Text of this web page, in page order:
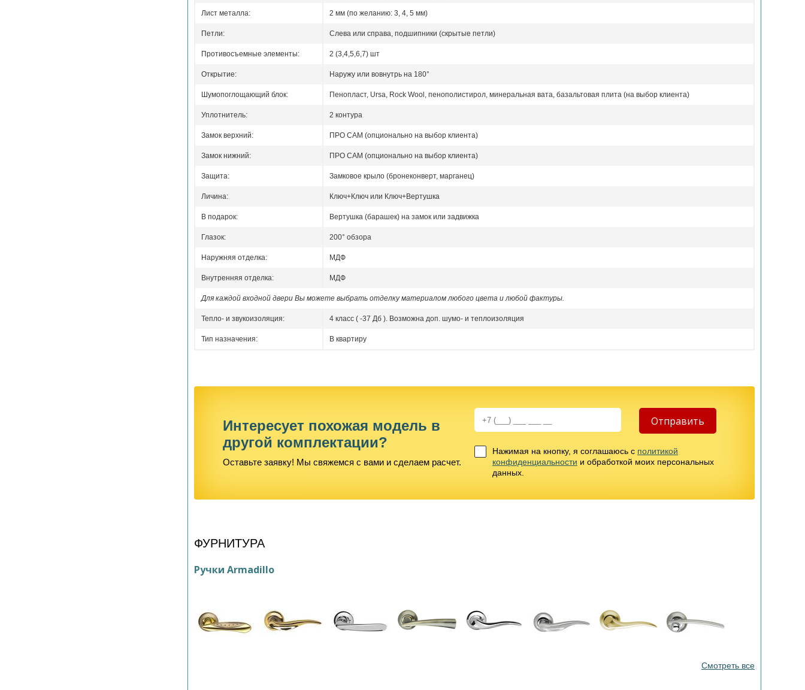
Лист металла: 2 мм (по желанию: 3, 4, 5 мм)
Петли: Слева или справа, подшипники (скрытые петли)
Противосъемные элементы: 2 (3,4,5,6,7) шт
Открытие: Наружу или вовнутрь на 180°
Шумопоглощающий блок: Пенопласт, Ursa, Rock Wool, пенополистирол, минеральная вата, базальтовая плита (на выбор клиента)
Уплотнитель: 2 контура
Замок верхний: ПРО САМ (опционально на выбор клиента)
Замок нижний: ПРО САМ (опционально на выбор клиента)
Защита: Замковое крыло (бронеконверт, марганец)
Личина: Ключ+Ключ или Ключ+Вертушка
В подарок: Вертушка (барашек) на замок или задвижка
Глазок: 200° обзора
Наружняя отделка: МДФ
Внутренняя отделка: МДФ
Для каждой входной двери Вы можете выбрать отделку материалом любого цвета и любой фактуры.
Тепло- и звукоизоляция: 4 класс ( -37 Дб ). Возможна доп. шумо- и теплоизоляция
Тип назначения: В квартиру
Интересует похожая модель в
другой комплектации?
Оставьте заявку! Мы свяжемся с вами и сделаем расчет.
Нажимая на кнопку, я соглашаюсь с политикой
конфиденциальности и обработкой моих персональных
данных.
ФУРНИТУРА
Ручки Armadillo
Смотреть все